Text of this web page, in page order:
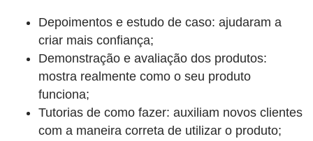
Depoimentos e estudo de caso: ajudaram a
criar mais confiança;
Demonstração e avaliação dos produtos:
mostra realmente como o seu produto
funciona;
Tutorias de como fazer: auxiliam novos clientes
com a maneira correta de utilizar o produto;